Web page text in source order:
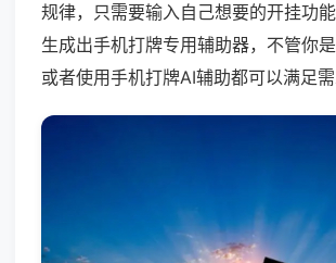
规律，只需要输入自己想要的开挂功
生成出手机打牌专用辅助器，不管你
或者使用手机打牌AI辅助都可以满足需